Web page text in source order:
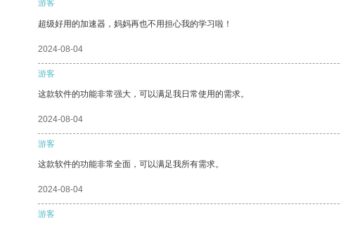
游客
超级好用的加速器，妈妈再也不用担心我的学习啦！
2024-08-04
游客
这款软件的功能非常强大，可以满足我日常使用的需求。
2024-08-04
游客
这款软件的功能非常全面，可以满足我所有需求。
2024-08-04
游客